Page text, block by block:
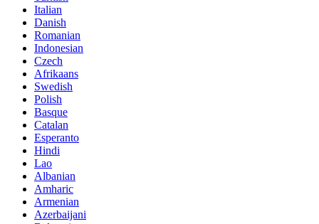
Italian
Danish
Romanian
Indonesian
Czech
Afrikaans
Swedish
Polish
Basque
Catalan
Esperanto
Hindi
Lao
Albanian
Amharic
Armenian
Azerbaijani